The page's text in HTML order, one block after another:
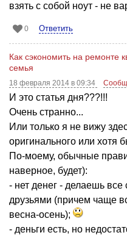
взять с собой ноут - не
0 Ответить
Как сэкономить на ремонте
семья
18 февраля 2014 в 09:34
И это статья дня???!!!
Очень странно...
Или только я не вижу
оригинального или хотя
По-моему, обычные
наверное, будет):
- нет денег - делаешь
друзьями (причем чаще
весна-осень);
- деньги есть, но